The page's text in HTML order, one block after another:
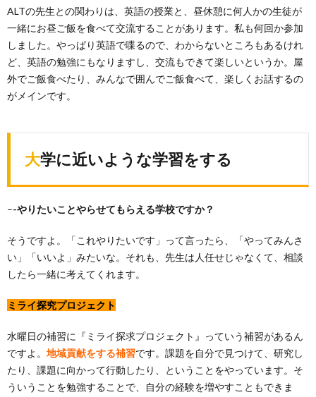
ALTの先生との関わりは、英語の授業と、昼休憩に何人かの生徒が
一緒にお昼ご飯を食べて交流することがあります。私も何回か参加
しました。やっぱり英語で喋るので、わからないところもあるけれ
ど、英語の勉強にもなりますし、交流もできて楽しいというか。屋
外でご飯食べたり、みんなで囲んでご飯食べて、楽しくお話するの
がメインです。
大学に近いような学習をする
–-やりたいことやらせてもらえる学校ですか？
そうですよ。「これやりたいです」って言ったら、「やってみんさ
い」「いいよ」みたいな。それも、先生は人任せじゃなくて、相談
したら一緒に考えてくれます。
ミライ探究プロジェクト
水曜日の補習に『ミライ探求プロジェクト 』 っていう補習があるん
ですよ。 地域貢献をする補習です。課題を自分で見つけて、研究し
たり、課題に向かって行動したり、ということをやっています。そ
ういうことを勉強することで、自分の経験を増やすこともできま